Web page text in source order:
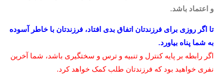
و اعتماد باشد.
تا اگر روزی برای فرزندتان اتفاق بدی افتاد، فرزندتان با خاطر آسوده
به شما پناه بیاورد.
اگر رابطه بر پایه کنترل و تنبیه و ترس و سختگیری باشد، شما آخرین
نفری خواهید بود که فرزندتان طلب کمک خواهد کرد.